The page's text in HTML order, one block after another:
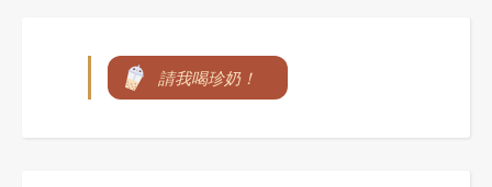
請我喝珍奶！